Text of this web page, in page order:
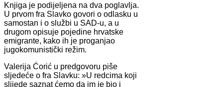
Knjiga je podijeljena na dva poglavlja.
U prvom fra Slavko govori o odlasku u
samostan i o službi u SAD-u, a u
drugom opisuje pojedine hrvatske
emigrante, kako ih je proganjao
jugokomunistički režim.
Valerija Ćorić u predgovoru piše
sljedeće o fra Slavku: »U redcima koji
slijede saznat ćemo da im je bio i